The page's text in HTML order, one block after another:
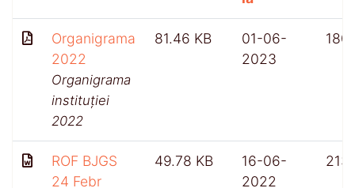
Organigrama
2022
Organigrama
instituției
2022
81.46 KB
01-06-
2023
ROF BJGS
24 Febr
49.78 KB
16-06-
2022